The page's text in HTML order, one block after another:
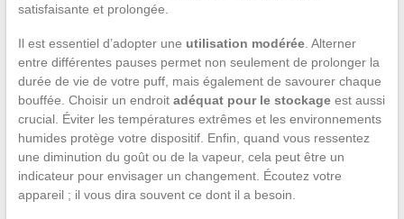
satisfaisante et prolongée.
Il est essentiel d’adopter une utilisation modérée. Alterner
entre différentes pauses permet non seulement de prolonger la
durée de vie de votre puff, mais également de savourer chaque
bouffée. Choisir un endroit adéquat pour le stockageest aussi
crucial. Éviter les températures extrêmes et les environnements
humides protège votre dispositif. Enfin, quand vous ressentez
une diminution du goût ou de la vapeur, cela peut être un
indicateur pour envisager un changement. Écoutez votre
appareil ; il vous dira souvent ce dont il a besoin.